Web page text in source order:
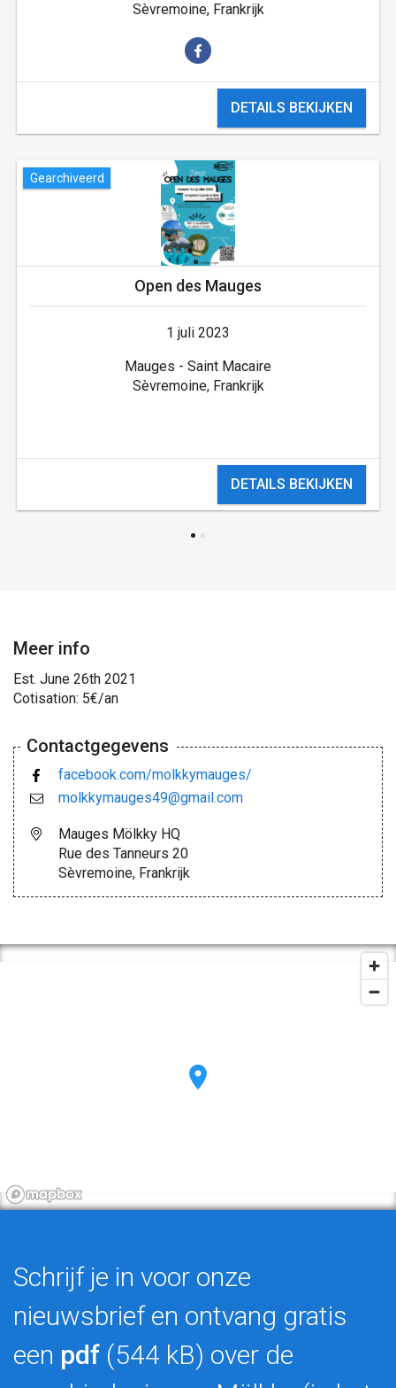
Sèvremoine, Frankrijk
DETAILS BEKIJKEN
Gearchiveerd
Open des Mauges
1 juli 2023
Mauges - Saint Macaire
Sèvremoine, Frankrijk
DETAILS BEKIJKEN
Meer info
Est. June 26th 2021
Cotisation: 5€/an
Contactgegevens
facebook.com/molkkymauges/
molkkymauges49@gmail.com
Mauges Mölkky HQ
Rue des Tanneurs 20
Sèvremoine, Frankrijk
Schrijf je in voor onze
nieuwsbrief en ontvang gratis
een pdf (544 kB) over de